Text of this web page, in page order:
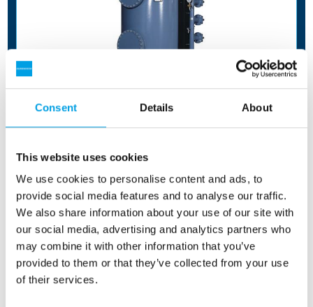
Consent Details About
This website uses cookies
We use cookies to personalise content and ads, to
provide social media features and to analyse our traffic.
We also share information about your use of our site with
our social media, advertising and analytics partners who
may combine it with other information that you’ve
provided to them or that they’ve collected from your use
of their services.
Behandling av grundvatten, havsvatten och
slutfiltrering av avloppsvatten.
Produkt: NS/TF
Vattenkvalité: Dricksvatten